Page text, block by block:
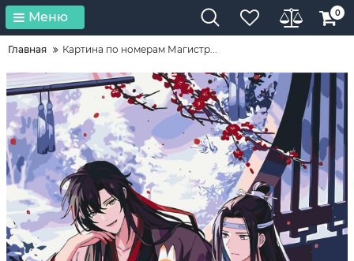
Меню 0
Главная Картина по номерам Магистр...